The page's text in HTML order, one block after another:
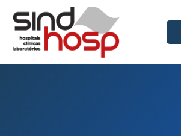
para
conteúdo